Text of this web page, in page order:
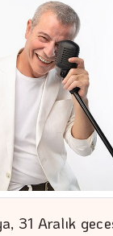
31 Aralık